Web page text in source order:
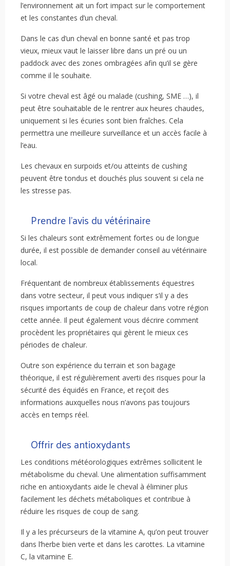
l’environnement ait un fort impact sur le comportement
et les constantes d’un cheval.
Dans le cas d’un cheval en bonne santé et pas trop
vieux, mieux vaut le laisser libre dans un pré ou un
paddock avec des zones ombragées afin qu’il se gère
comme il le souhaite.
Si votre cheval est âgé ou malade (cushing, SME …), il
peut être souhaitable de le rentrer aux heures chaudes,
uniquement si les écuries sont bien fraîches. Cela
permettra une meilleure surveillance et un accès facile à
l’eau.
Les chevaux en surpoids et/ou atteints de cushing
peuvent être tondus et douchés plus souvent si cela ne
les stresse pas.
Prendre l’avis du vétérinaire
Si les chaleurs sont extrêmement fortes ou de longue
durée, il est possible de demander conseil au vétérinaire
local.
Fréquentant de nombreux établissements équestres
dans votre secteur, il peut vous indiquer s’il y a des
risques importants de coup de chaleur dans votre région
cette année. Il peut également vous décrire comment
procèdent les propriétaires qui gèrent le mieux ces
périodes de chaleur.
Outre son expérience du terrain et son bagage
théorique, il est régulièrement averti des risques pour la
sécurité des équidés en France, et reçoit des
informations auxquelles nous n’avons pas toujours
accès en temps réel.
Offrir des antioxydants
Les conditions météorologiques extrêmes sollicitent le
métabolisme du cheval. Une alimentation suffisamment
riche en antioxydants aide le cheval à éliminer plus
facilement les déchets métaboliques et contribue à
réduire les risques de coup de sang.
Il y a les précurseurs de la vitamine A, qu’on peut trouver
dans l’herbe bien verte et dans les carottes. La vitamine
C, la vitamine E.